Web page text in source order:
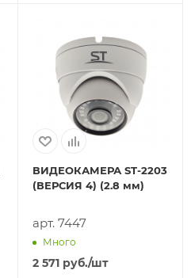
ВИДЕОКАМЕРА ST-2203
(ВЕРСИЯ 4) (2.8 мм)
арт. 7447
Много
2 571 руб./шт